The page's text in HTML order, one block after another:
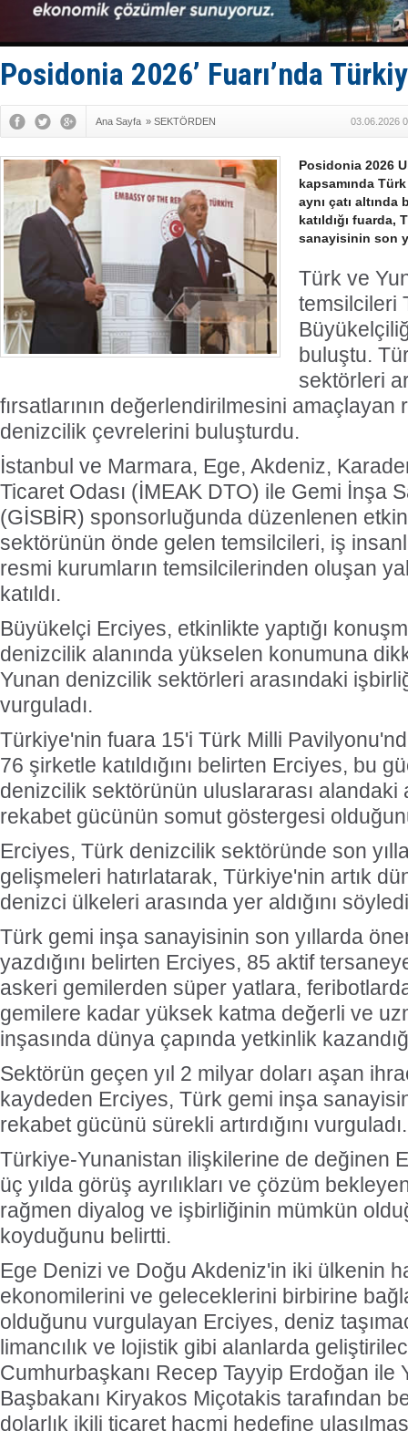
Dron
'REGAL 1'
Gemide 5
Rus
Posidonia 2026’ Fuarı’nda
Ana Sayfa » SEKTÖRDEN 03.06.2026
Posidonia 2026
kapsamında
aynı çatı
katıldığı
sanayisinin son
Türk ve
temsilcileri
buluştu.
sektörleri
fırsatlarının değerlendirilmesini
denizcilik çevrelerini buluşturdu.
İstanbul ve Marmara, Ege, Akdeniz,
Ticaret Odası (İMEAK DTO) ile Gemi İnşa
(GİSBİR) sponsorluğunda düzenlenen
sektörünün önde gelen temsilcileri, iş
resmi kurumların temsilcilerinden oluşan
katıldı.
Büyükelçi Erciyes, etkinlikte yaptığı
denizcilik alanında yükselen konumuna
Yunan denizcilik sektörleri arasındaki
vurguladı.
Türkiye'nin fuara 15'i Türk Milli
76 şirketle katıldığını belirten Erciyes, bu
denizcilik sektörünün uluslararası alandaki
rekabet gücünün somut göstergesi
Erciyes, Türk denizcilik sektöründe son
gelişmeleri hatırlatarak, Türkiye'nin artık
denizci ülkeleri arasında yer aldığını
Türk gemi inşa sanayisinin son yıllarda
yazdığını belirten Erciyes, 85 aktif
askeri gemilerden süper yatlara,
gemilere kadar yüksek katma değerli ve
inşasında dünya çapında yetkinlik
Sektörün geçen yıl 2 milyar doları aşan
kaydeden Erciyes, Türk gemi inşa
rekabet gücünü sürekli artırdığını vurguladı.
Türkiye-Yunanistan ilişkilerine de değinen
üç yılda görüş ayrılıkları ve çözüm
rağmen diyalog ve işbirliğinin mümkün
koyduğunu belirtti.
Ege Denizi ve Doğu Akdeniz'in iki ülkenin
ekonomilerini ve geleceklerini birbirine
olduğunu vurgulayan Erciyes, deniz
limancılık ve lojistik gibi alanlarda
Cumhurbaşkanı Recep Tayyip Erdoğan ile
Başbakanı Kiryakos Miçotakis tarafından
dolarlık ikili ticaret hacmi hedefine